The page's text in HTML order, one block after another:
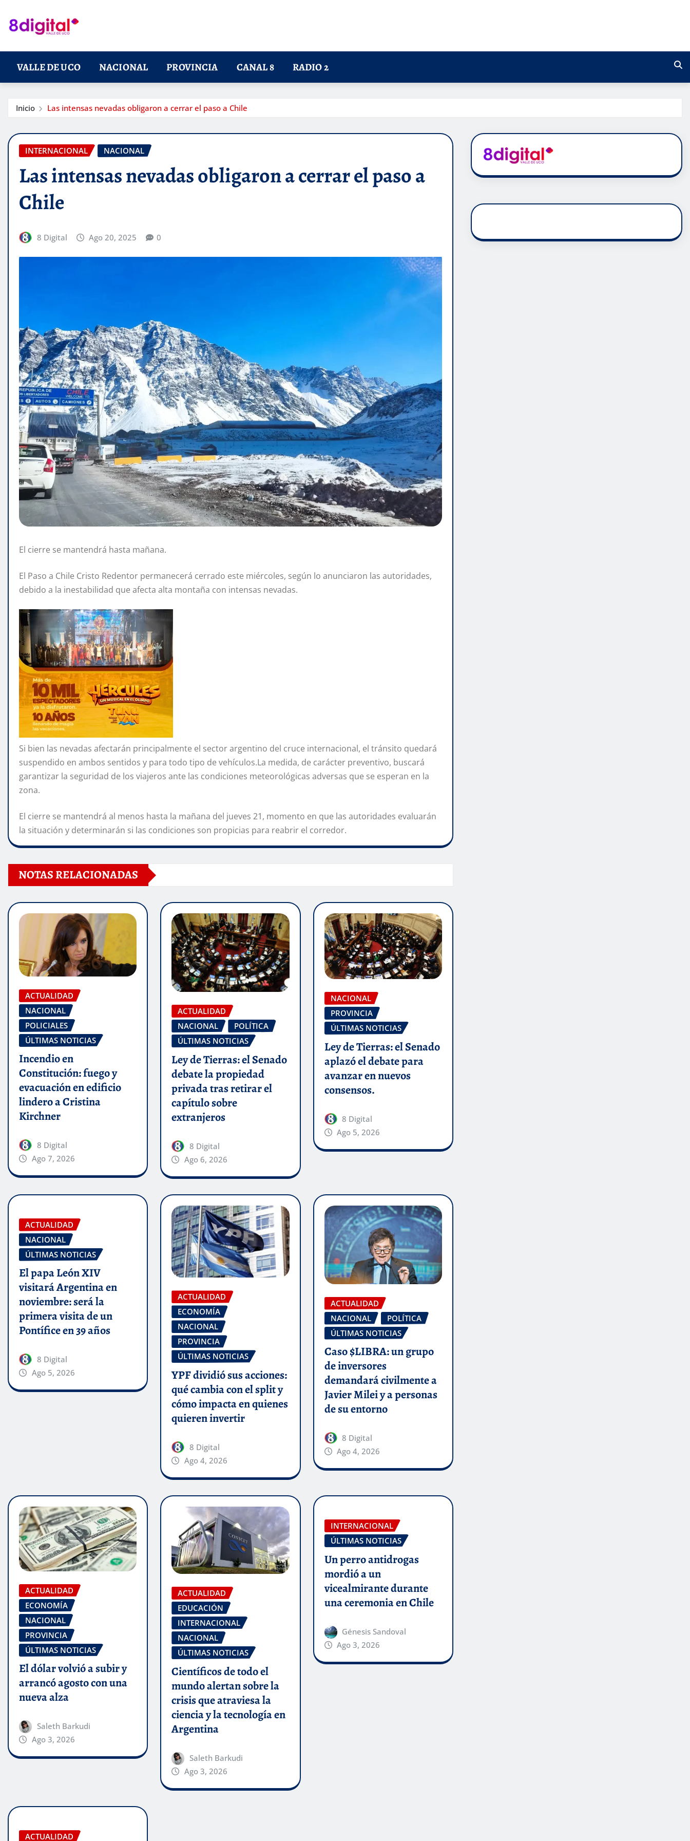
contenido
VALLE DE UCO NACIONAL PROVINCIA CANAL 8 RADIO 2
Inicio Las intensas nevadas obligaron a cerrar el paso a Chile
INTERNACIONAL NACIONAL
Las intensas nevadas obligaron a cerrar el paso a
Chile
8 Digital Ago 20, 2025 0
El cierre se mantendrá hasta mañana.
El Paso a Chile Cristo Redentor permanecerá cerrado este miércoles, según lo anunciaron las autoridades,
debido a la inestabilidad que afecta alta montaña con intensas nevadas.
Si bien las nevadas afectarán principalmente el sector argentino del cruce internacional, el tránsito quedará
suspendido en ambos sentidos y para todo tipo de vehículos.La medida, de carácter preventivo, buscará
garantizar la seguridad de los viajeros ante las condiciones meteorológicas adversas que se esperan en la
zona.
El cierre se mantendrá al menos hasta la mañana del jueves 21, momento en que las autoridades evaluarán
la situación y determinarán si las condiciones son propicias para reabrir el corredor.
NOTAS RELACIONADAS
ACTUALIDAD
NACIONAL
POLICIALES
ÚLTIMAS NOTICIAS
Incendio en
Constitución: fuego y
evacuación en edificio
lindero a Cristina
Kirchner
8 Digital
Ago 7, 2026
ACTUALIDAD
NACIONAL
POLÍTICA
ÚLTIMAS NOTICIAS
Ley de Tierras: el Senado
debate la propiedad
privada tras retirar el
capítulo sobre
extranjeros
8 Digital
Ago 6, 2026
NACIONAL
PROVINCIA
ÚLTIMAS NOTICIAS
Ley de Tierras: el Senado
aplazó el debate para
avanzar en nuevos
consensos.
8 Digital
Ago 5, 2026
ACTUALIDAD
NACIONAL
ÚLTIMAS NOTICIAS
El papa León XIV
visitará Argentina en
noviembre: será la
primera visita de un
Pontífice en 39 años
8 Digital
Ago 5, 2026
ACTUALIDAD
ECONOMÍA
NACIONAL
PROVINCIA
ÚLTIMAS NOTICIAS
YPF dividió sus acciones:
qué cambia con el split y
cómo impacta en quienes
quieren invertir
8 Digital
Ago 4, 2026
ACTUALIDAD
NACIONAL
POLÍTICA
ÚLTIMAS NOTICIAS
Caso $LIBRA: un grupo
de inversores
demandará civilmente a
Javier Milei y a personas
de su entorno
8 Digital
Ago 4, 2026
ACTUALIDAD
ECONOMÍA
NACIONAL
PROVINCIA
ÚLTIMAS NOTICIAS
El dólar volvió a subir y
arrancó agosto con una
nueva alza
Saleth Barkudi
Ago 3, 2026
ACTUALIDAD
EDUCACIÓN
INTERNACIONAL
NACIONAL
ÚLTIMAS NOTICIAS
Científicos de todo el
mundo alertan sobre la
crisis que atraviesa la
ciencia y la tecnología en
Argentina
Saleth Barkudi
Ago 3, 2026
INTERNACIONAL
ÚLTIMAS NOTICIAS
Un perro antidrogas
mordió a un
vicealmirante durante
una ceremonia en Chile
Génesis Sandoval
Ago 3, 2026
ACTUALIDAD